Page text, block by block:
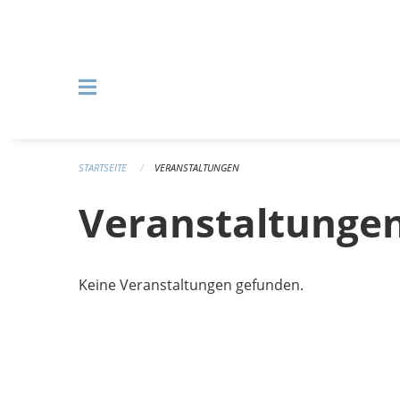
STARTSEITE VERANSTALTUNGEN
Keine Veranstaltungen gefunden.